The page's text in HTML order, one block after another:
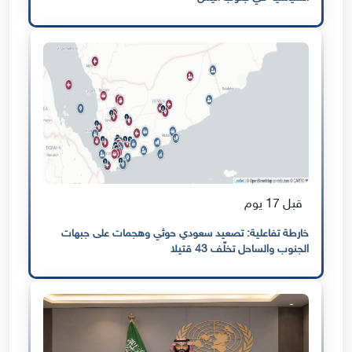
قبل 17 يوم
خارطة تفاعلية: تصعيد سعودي حوثي وهجمات على جبهات
الجنوب والساحل تخلّف 43 قتيلا